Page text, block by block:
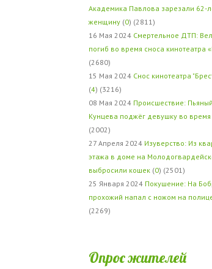
Академика Павлова зарезали 62-
женщину (0) (2811)
16 Мая 2024 Смертельное ДТП:
погиб во время сноса кинотеатра
(2680)
15 Мая 2024 Снос кинотеатра
(4) (3216)
08 Мая 2024 Происшествие:
Кунцева поджёг девушку во
(2002)
27 Апреля 2024 Изуверство: Из
этажа в доме на
выбросили кошек (0) (2501)
25 Января 2024 Покушение: На
прохожий напал с ножом на
(2269)
Опрос жителей